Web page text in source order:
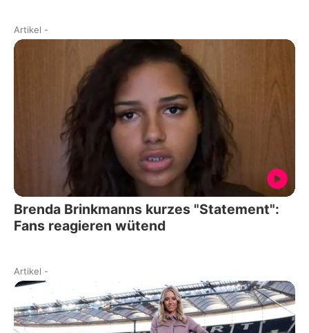
Artikel -
Brenda Brinkmanns kurzes "Statement":
Fans reagieren wütend
Artikel -